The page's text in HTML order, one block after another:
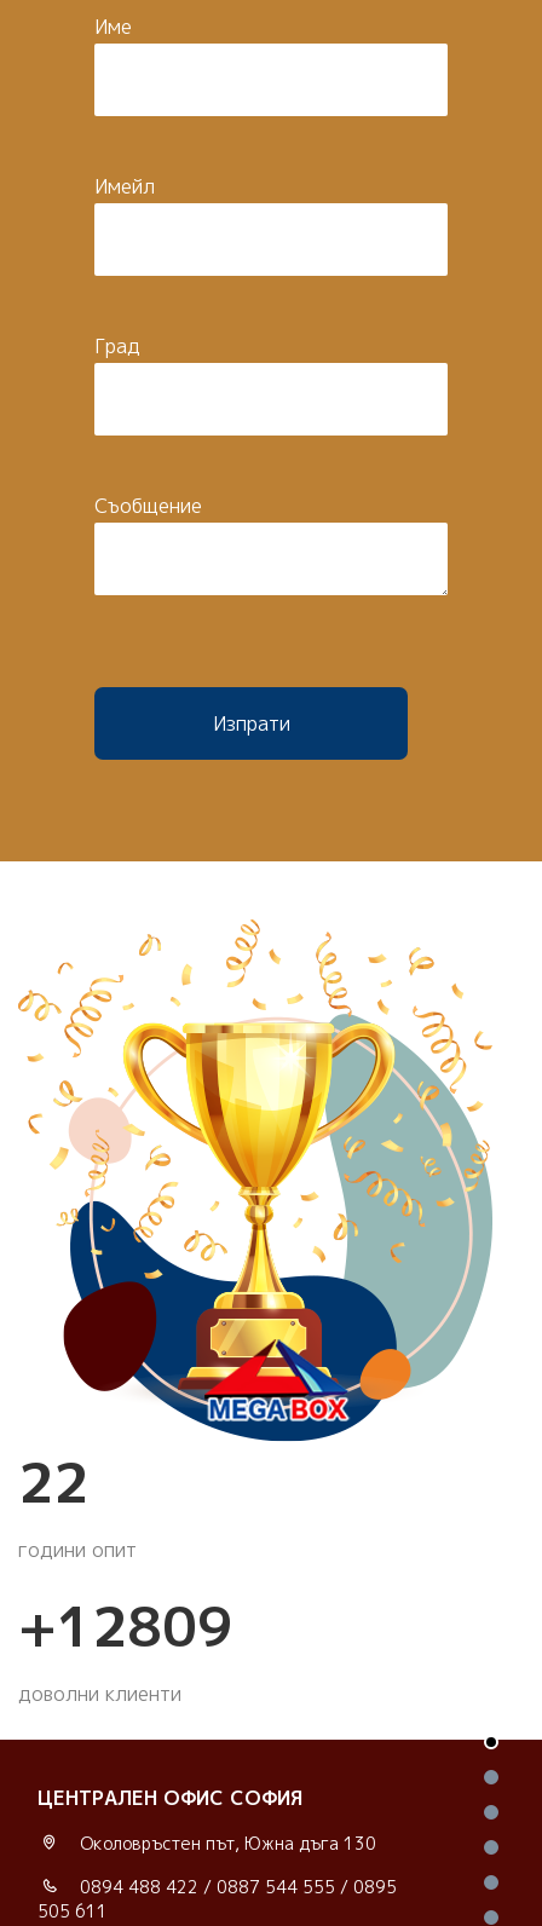
Име
Имейл
Град
Съобщение
25
години опит
+14771
доволни клиенти
ЦЕНТРАЛЕН ОФИС СОФИЯ
Околовръстен път, Южна дъга 130
0894 488 422 / 0887 544 555 / 0895
505 611